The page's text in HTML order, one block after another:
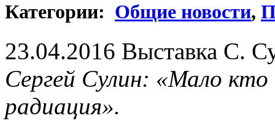
Категории: Общие новости,
23.04.2016 Выставка С.
Сергей Сулин: «Мало
радиация».